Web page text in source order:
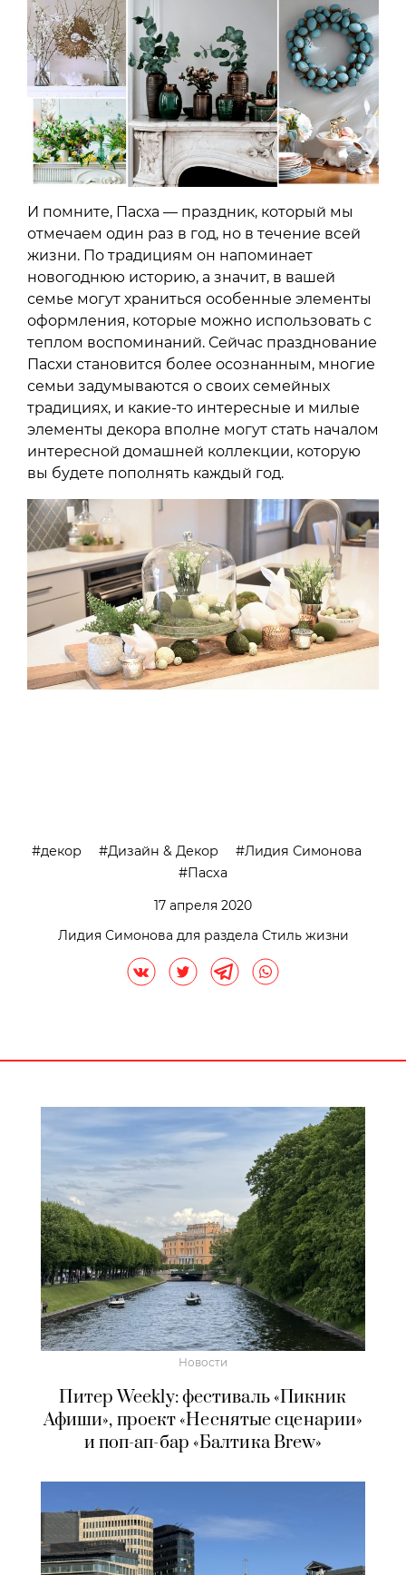
И помните, Пасха — праздник, который мы
отмечаем один раз в год, но в течение всей
жизни. По традициям он напоминает
новогоднюю историю, а значит, в вашей
семье могут храниться особенные элементы
оформления, которые можно использовать с
теплом воспоминаний. Сейчас празднование
Пасхи становится более осознанным, многие
семьи задумываются о своих семейных
традициях, и какие-то интересные и милые
элементы декора вполне могут стать началом
интересной домашней коллекции, которую
вы будете пополнять каждый год.
декор Дизайн & Декор
Лидия Симонова
Пасха
17 апреля 2020
Лидия Симонова для раздела Стиль жизни
Новости
Питер Weekly: фестиваль «Пикник
Афиши», проект «Неснятые сценарии»
и поп-ап-бар «Балтика Brew»